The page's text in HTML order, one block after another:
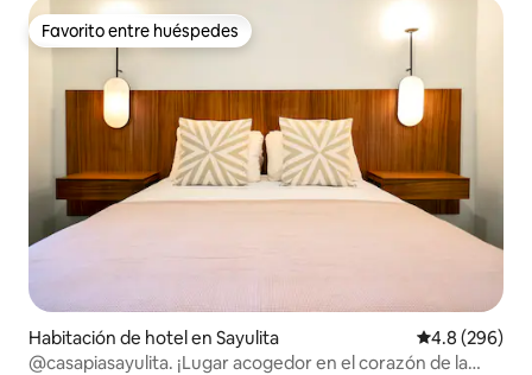
Favorito entre huéspedes
Favorito entre huéspedes
Habitación de hotel en Sayulita Calificación
4.8 (296)
@casapiasayulita. ¡Lugar acogedor en el corazón de la